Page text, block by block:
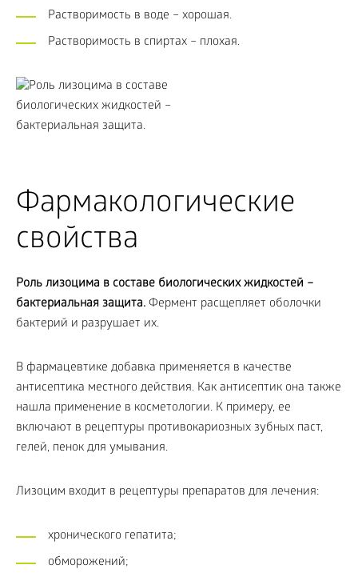
Растворимость в воде – хорошая.
Растворимость в спиртах – плохая.
Фармакологические
свойства
Роль лизоцима в составе биологических жидкостей –
бактериальная защита. Фермент расщепляет оболочки
бактерий и разрушает их.
В фармацевтике добавка применяется в качестве
антисептика местного действия. Как антисептик она также
нашла применение в косметологии. К примеру, ее
включают в рецептуры противокариозных зубных паст,
гелей, пенок для умывания.
Лизоцим входит в рецептуры препаратов для лечения:
хронического гепатита;
обморожений;